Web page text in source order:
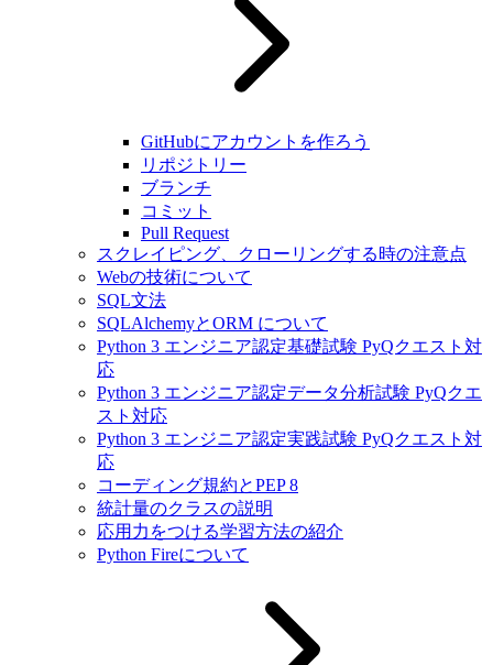
GitHubにアカウントを作ろう
リポジトリー
ブランチ
コミット
Pull Request
スクレイピング、クローリングする時の注意点
Webの技術について
SQL文法
SQLAlchemyとORM について
Python 3 エンジニア認定基礎試験 PyQクエスト対
応
Python 3 エンジニア認定データ分析試験 PyQクエ
スト対応
Python 3 エンジニア認定実践試験 PyQクエスト対
応
コーディング規約とPEP 8
統計量のクラスの説明
応用力をつける学習方法の紹介
Python Fireについて